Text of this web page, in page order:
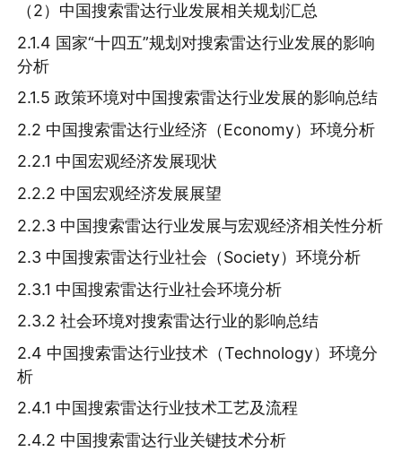
（2）中国搜索雷达行业发展相关规划汇总
2.1.4 国家“十四五”规划对搜索雷达行业发展的影响
分析
2.1.5 政策环境对中国搜索雷达行业发展的影响总结
2.2 中国搜索雷达行业经济（Economy）环境分析
2.2.1 中国宏观经济发展现状
2.2.2 中国宏观经济发展展望
2.2.3 中国搜索雷达行业发展与宏观经济相关性分析
2.3 中国搜索雷达行业社会（Society）环境分析
2.3.1 中国搜索雷达行业社会环境分析
2.3.2 社会环境对搜索雷达行业的影响总结
2.4 中国搜索雷达行业技术（Technology）环境分
析
2.4.1 中国搜索雷达行业技术工艺及流程
2.4.2 中国搜索雷达行业关键技术分析